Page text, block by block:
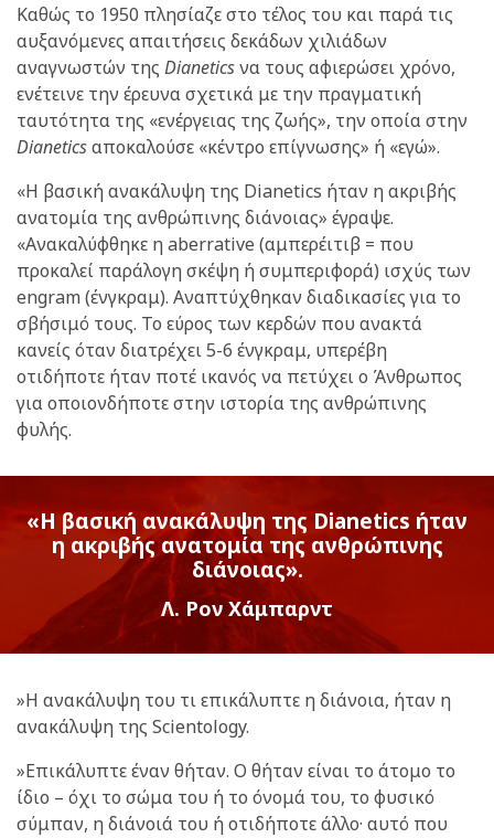
Καθώς το 1950 πλησίαζε στο τέλος του και παρά τις
αυξανόμενες απαιτήσεις δεκάδων χιλιάδων
αναγνωστών της Dianeticsνα τους αφιερώσει χρόνο,
ενέτεινε την έρευνα σχετικά με την πραγματική
ταυτότητα της «ενέργειας της ζωής», την οποία στην
Dianeticsαποκαλούσε «κέντρο επίγνωσης» ή «εγώ».
«Η βασική ανακάλυψη της Dianetics ήταν η ακριβής
ανατομία της ανθρώπινης διάνοιας» έγραψε.
«Ανακαλύφθηκε η aberrative (αμπερέιτιβ = που
προκαλεί παράλογη σκέψη ή συμπεριφορά) ισχύς των
engram (ένγκραμ). Αναπτύχθηκαν διαδικασίες για το
σβήσιμό τους. Το εύρος των κερδών που ανακτά
κανείς όταν διατρέχει 5-6 ένγκραμ, υπερέβη
οτιδήποτε ήταν ποτέ ικανός να πετύχει ο Άνθρωπος
για οποιονδήποτε στην ιστορία της ανθρώπινης
φυλής.
«Η βασική ανακάλυψη της Dianetics ήταν
η ακριβής ανατομία της ανθρώπινης
διάνοιας».
Λ. Ρον Χάμπαρντ
»Η ανακάλυψη του τι επικάλυπτε η διάνοια, ήταν η
ανακάλυψη της Scientology.
»Επικάλυπτε έναν θήταν. Ο θήταν είναι το άτομο το
ίδιο – όχι το σώμα του ή το όνομά του, το φυσικό
σύμπαν, η διάνοιά του ή οτιδήποτε άλλο· αυτό που